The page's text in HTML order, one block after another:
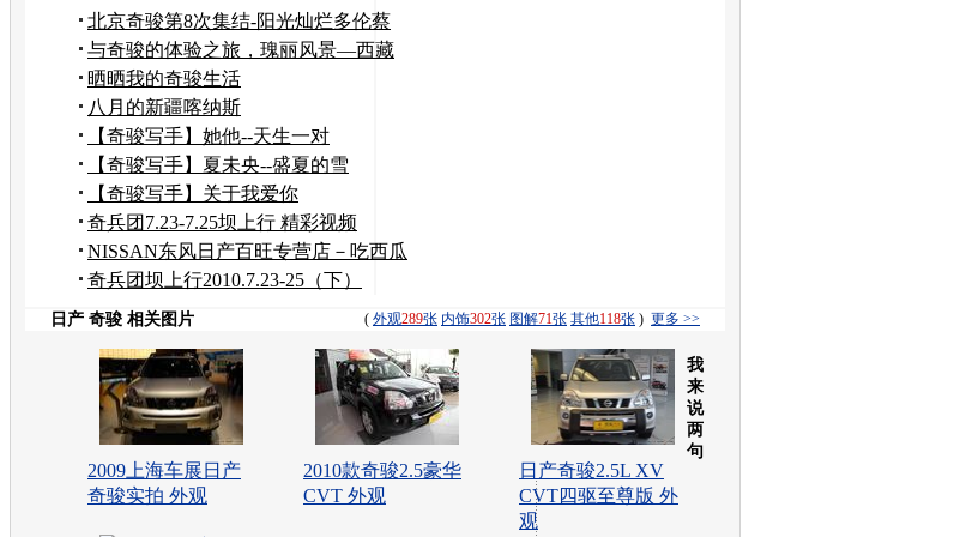
北京奇骏第8次集结-阳光灿烂多伦蔡
木山！
与奇骏的体验之旅，瑰丽风景—西藏
晒晒我的奇骏生活
八月的新疆喀纳斯
【奇骏写手】她他--天生一对
【奇骏写手】夏未央--盛夏的雪
【奇骏写手】关于我爱你
奇兵团7.23-7.25坝上行 精彩视频
NISSAN东风日产百旺专营店－吃西瓜
比赛
奇兵团坝上行2010.7.23-25（下）
( 外观289张 内饰302张 图解71张 其他118张 ) 更多 >>
日产 奇骏 相关图片
2009上海车展日产
奇骏实拍 外观
2010款奇骏2.5豪华
CVT 外观
日产奇骏2.5L XV
CVT四驱至尊版 外
观
我
来
说
两
句